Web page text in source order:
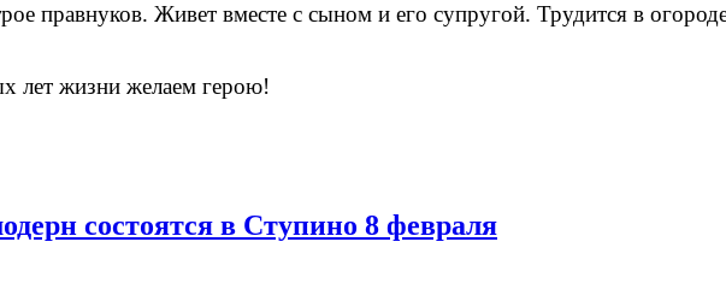
правнуков. Живет вместе с сыном и его супругой. Трудится в
лет жизни желаем герою!
состоятся в Ступино 8 февраля